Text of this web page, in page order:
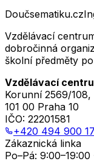
Doučsematiku.cz
Vzdělávací
dobročinná
školní předměty
Vzdělávací
Korunní 2569/
101 00 Praha 10
IČO: 22201581
+420 494 900
Zákaznická linka
Po–Pá: 9:00–19:00